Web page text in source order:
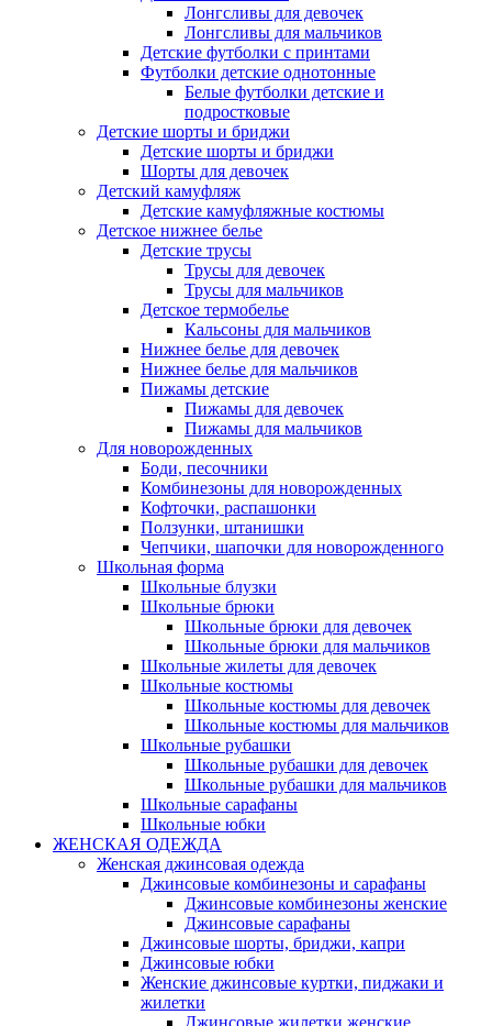
Лонгсливы для девочек
Лонгсливы для мальчиков
Детские футболки с принтами
Футболки детские однотонные
Белые футболки детские и
подростковые
Детские шорты и бриджи
Детские шорты и бриджи
Шорты для девочек
Детский камуфляж
Детские камуфляжные костюмы
Детское нижнее белье
Детские трусы
Трусы для девочек
Трусы для мальчиков
Детское термобелье
Кальсоны для мальчиков
Нижнее белье для девочек
Нижнее белье для мальчиков
Пижамы детские
Пижамы для девочек
Пижамы для мальчиков
Для новорожденных
Боди, песочники
Комбинезоны для новорожденных
Кофточки, распашонки
Ползунки, штанишки
Чепчики, шапочки для новорожденного
Школьная форма
Школьные блузки
Школьные брюки
Школьные брюки для девочек
Школьные брюки для мальчиков
Школьные жилеты для девочек
Школьные костюмы
Школьные костюмы для девочек
Школьные костюмы для мальчиков
Школьные рубашки
Школьные рубашки для девочек
Школьные рубашки для мальчиков
Школьные сарафаны
Школьные юбки
ЖЕНСКАЯ ОДЕЖДА
Женская джинсовая одежда
Джинсовые комбинезоны и сарафаны
Джинсовые комбинезоны женские
Джинсовые сарафаны
Джинсовые шорты, бриджи, капри
Джинсовые юбки
Женские джинсовые куртки, пиджаки и
жилетки
Джинсовые жилетки женские